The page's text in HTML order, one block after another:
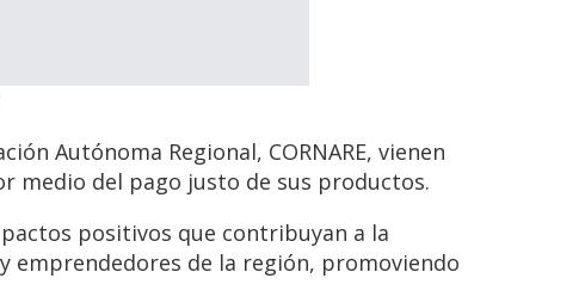
Autónoma Regional, CORNARE, vienen
medio del pago justo de sus productos.
positivos que contribuyan a la
emprendedores de la región, promoviendo